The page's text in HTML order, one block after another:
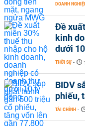
DOANH
Đề
kinh
dưới
THỜI SỰ -
BIDV
phiếu,
TÀI CHÍNH -